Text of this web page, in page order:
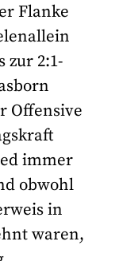
Flanke
zur 2:1-
Offensive
immer
obwohl
in
waren,